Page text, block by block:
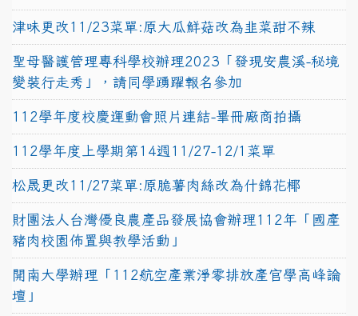
津味更改11/23菜單:原大瓜鮮菇改為韭菜甜不辣
聖母醫護管理專科學校辦理2023「發現安農溪-秘境
變裝行走秀」，請同學踴躍報名參加
112學年度校慶運動會照片連結-畢冊廠商拍攝
112學年度上學期第14週11/27-12/1菜單
松晟更改11/27菜單:原脆薯肉絲改為什錦花椰
財團法人台灣優良農產品發展協會辦理112年「國產
豬肉校園佈置與教學活動」
開南大學辦理「112航空產業淨零排放產官學高峰論
壇」